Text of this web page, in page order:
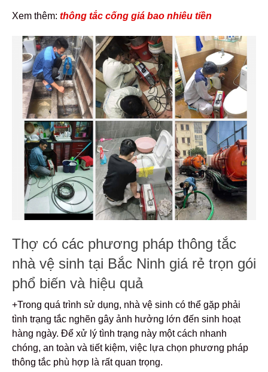
Xem thêm: thông tắc cống giá bao nhiêu tiền
Thợ có các phương pháp thông tắc
nhà vệ sinh tại Bắc Ninh giá rẻ trọn gói
phổ biến và hiệu quả
+Trong quá trình sử dụng, nhà vệ sinh có thể gặp phải
tình trạng tắc nghẽn gây ảnh hưởng lớn đến sinh hoạt
hàng ngày. Để xử lý tình trạng này một cách nhanh
chóng, an toàn và tiết kiệm, việc lựa chọn phương pháp
thông tắc phù hợp là rất quan trọng.